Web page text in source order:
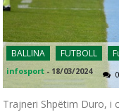
BALLINA FUTBOLL
infosport - 18/03/2024 0
Trajneri Shpëtim Duro, i